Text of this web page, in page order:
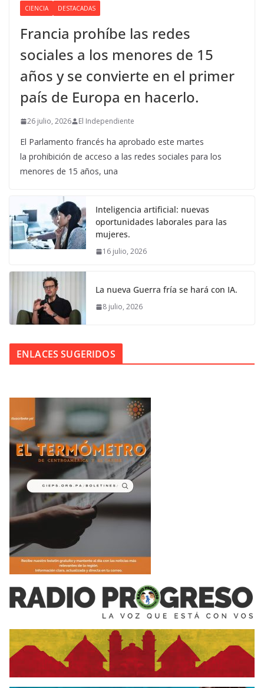
CIENCIA DESTACADAS
Francia prohíbe las redes
sociales a los menores de 15
años y se convierte en el primer
país de Europa en hacerlo.
26 julio, 2026 El Independiente
El Parlamento francés ha aprobado este martes
la prohibición de acceso a las redes sociales para los
menores de 15 años, una
Inteligencia artificial: nuevas
oportunidades laborales para las
mujeres.
16 julio, 2026
La nueva Guerra fría se hará con IA.
8 julio, 2026
ENLACES SUGERIDOS